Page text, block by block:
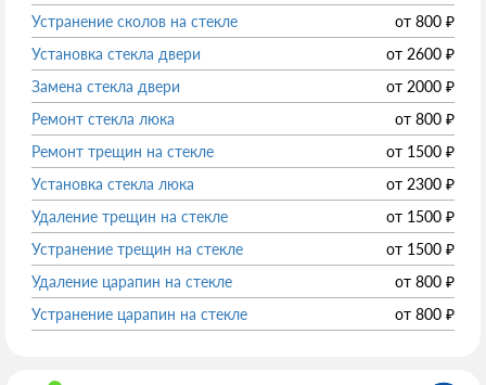
Устранение сколов на стекле
от 800 ₽
Установка стекла двери
от 2600 ₽
Замена стекла двери
от 2000 ₽
Ремонт стекла люка
от 800 ₽
Ремонт трещин на стекле
от 1500 ₽
Установка стекла люка
от 2300 ₽
Удаление трещин на стекле
от 1500 ₽
Устранение трещин на стекле
от 1500 ₽
Удаление царапин на стекле
от 800 ₽
Устранение царапин на стекле
от 800 ₽